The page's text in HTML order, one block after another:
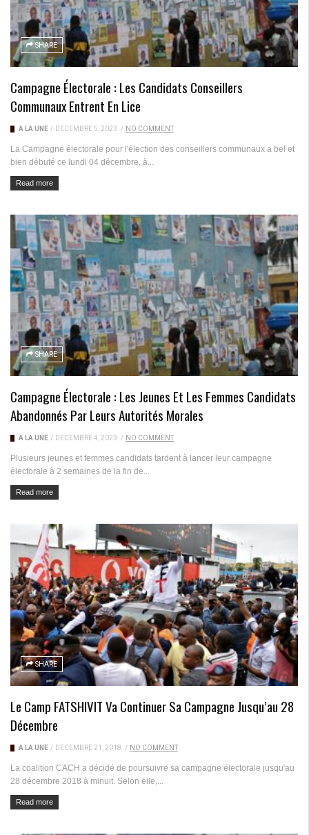
SHARE
Campagne Électorale : Les Candidats Conseillers
Communaux Entrent En Lice
A LA UNE / DÉCEMBRE 5, 2023 / NO COMMENT
La Campagne électorale pour l'élection des conseillers communaux a bel et
bien débuté ce lundi 04 décembre, à...
Read more
SHARE
Campagne Électorale : Les Jeunes Et Les Femmes Candidats
Abandonnés Par Leurs Autorités Morales
A LA UNE / DÉCEMBRE 4, 2023 / NO COMMENT
Plusieurs jeunes et femmes candidats tardent à lancer leur campagne
électorale à 2 semaines de la fin de...
Read more
SHARE
Le Camp FATSHIVIT Va Continuer Sa Campagne Jusqu’au 28
Décembre
A LA UNE / DÉCEMBRE 21, 2018 / NO COMMENT
La coalition CACH a décidé de poursuivre sa campagne électorale jusqu'au
28 décembre 2018 à minuit. Selon elle,...
Read more